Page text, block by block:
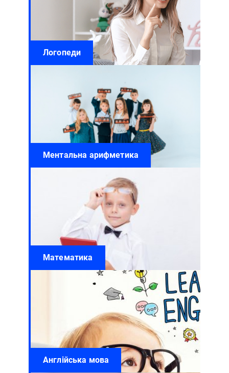
Логопеди
Ментальна арифметика
Математика
Англійська мова